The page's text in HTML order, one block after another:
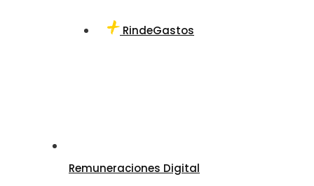
RindeGastos
Remuneraciones Digital